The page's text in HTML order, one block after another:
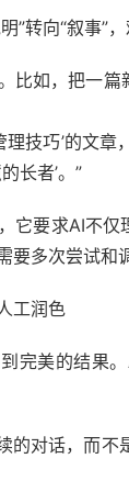
”转向“叙事”
比如，把一
理技巧’的文
长者’。”
它要求AI不
要多次尝试和
工润色
完美的结果
的对话，而不